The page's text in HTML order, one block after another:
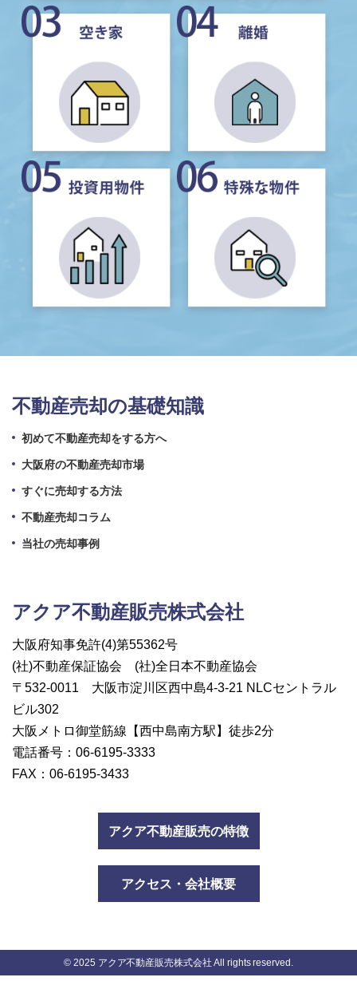
不動産売却の基礎知識
初めて不動産売却をする方へ
大阪府の不動産売却市場
すぐに売却する方法
不動産売却コラム
当社の売却事例
アクア不動産販売株式会社
大阪府知事免許(4)第55362号
(社)不動産保証協会 (社)全日本不動産協会
〒532-0011 大阪市淀川区西中島4-3-21 NLCセントラル
ビル302
大阪メトロ御堂筋線 【西中島南方駅】徒歩2分
電話番号：06-6195-3333
FAX：06-6195-3433
アクア不動産販売の特徴
アクセス・会社概要
© 2025 アクア不動産販売株式会社 All rights reserved.